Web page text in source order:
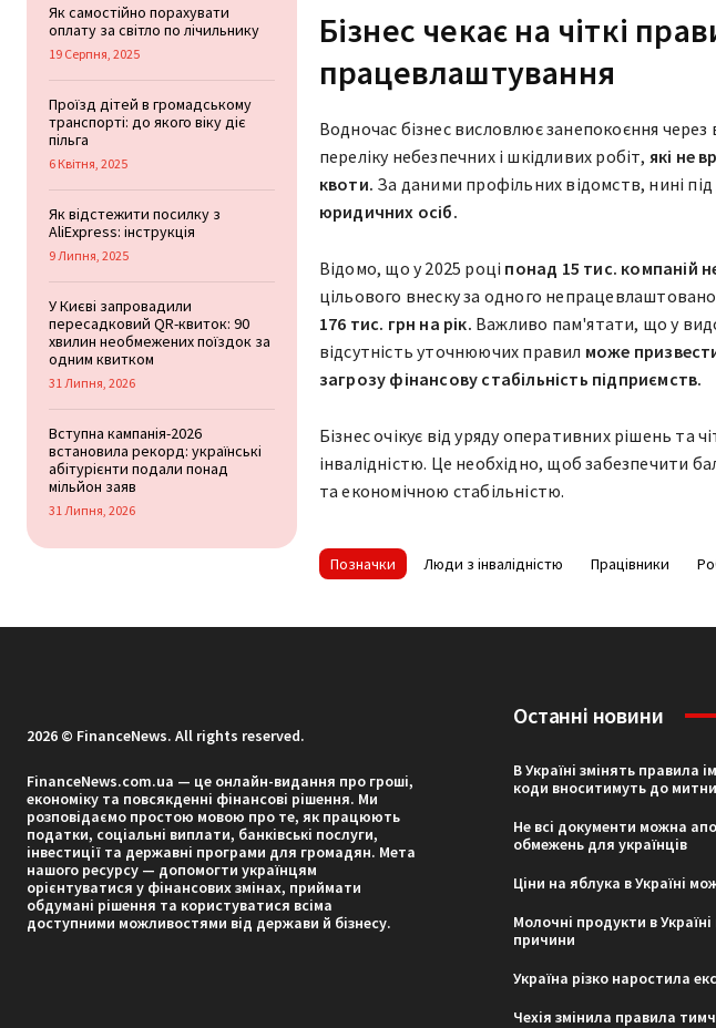
Як самостійно порахувати
оплату за світло по лічильнику
19 Серпня, 2025
Проїзд дітей в громадському
транспорті: до якого віку діє
пільга
6 Квітня, 2025
Як відстежити посилку з
AliExpress: інструкція
9 Липня, 2025
У Києві запровадили
пересадковий QR-квиток: 90
хвилин необмежених поїздок за
одним квитком
31 Липня, 2026
Вступна кампанія-2026
встановила рекорд: українські
абітурієнти подали понад
мільйон заяв
31 Липня, 2026
Бізнес чекає на чіткі
працевлаштування
Водночас бізнес висловлює занепокоєння через
переліку небезпечних і шкідливих робіт, які не
квоти. За даними профільних відомств, нині
юридичних осіб.
Відомо, що у 2025 році понад 15 тис. компаній
цільового внеску за одного
176 тис. грн на рік. Важливо пам'ятати, що у
відсутність уточнюючих правил може
загрозу фінансову стабільність підприємств.
Бізнес очікує від уряду оперативних рішень
інвалідністю. Це необхідно, щоб забезпечити
та економічною стабільністю.
Позначки Люди з інвалідністю Працівники
2026 © FinanceNews. All rights reserved.
FinanceNews.com.ua — це онлайн-видання про гроші,
економіку та повсякденні фінансові рішення. Ми
розповідаємо простою мовою про те, як працюють
податки, соціальні виплати, банківські послуги,
інвестиції та державні програми для громадян. Мета
нашого ресурсу — допомогти українцям
орієнтуватися у фінансових змінах, приймати
обдумані рішення та користуватися всіма
доступними можливостями від держави й бізнесу.
Останні новини
В Україні змінять правила
коди вноситимуть до
Не всі документи можна
обмежень для українців
Ціни на яблука в Україні
Молочні продукти в
причини
Україна різко наростила
Чехія змінила правила